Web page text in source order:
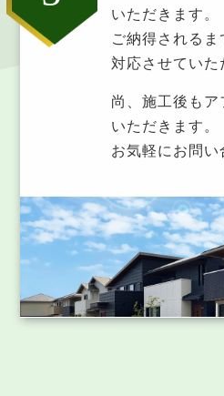
いただきます。
ご納得される
対応させていた
尚、施工後も
いただきます。
お気軽にお問